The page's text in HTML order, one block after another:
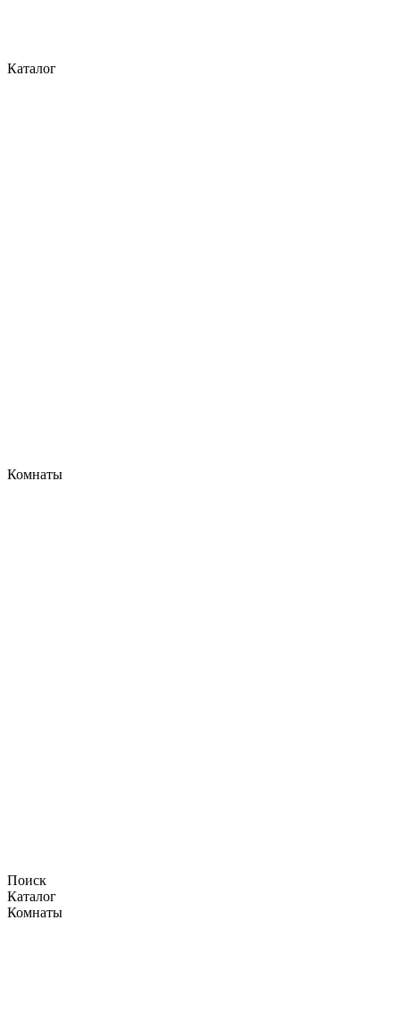
Каталог
Комнаты
Поиск
Каталог
Комнаты